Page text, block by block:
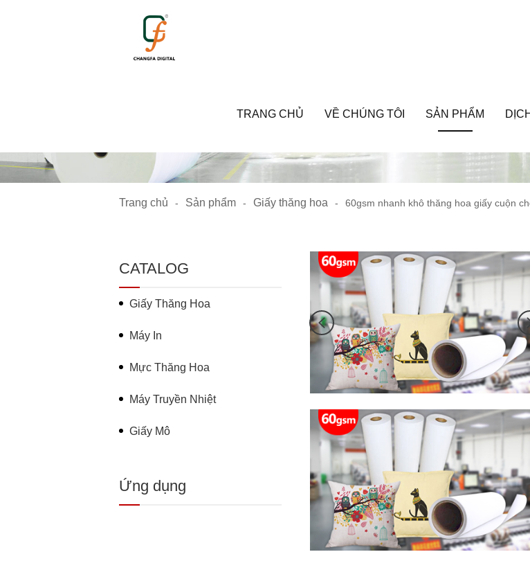
TRANG CHỦ VỀ CHÚNG TÔI SẢN PHẨM
Trang chủ - Sản phẩm - Giấy thăng hoa - 60gsm nhanh khô thăng hoa giấy cuộn
CATALOG
Giấy Thăng Hoa
Máy In
Mực Thăng Hoa
Máy Truyền Nhiệt
Giấy Mô
Ứng dụng